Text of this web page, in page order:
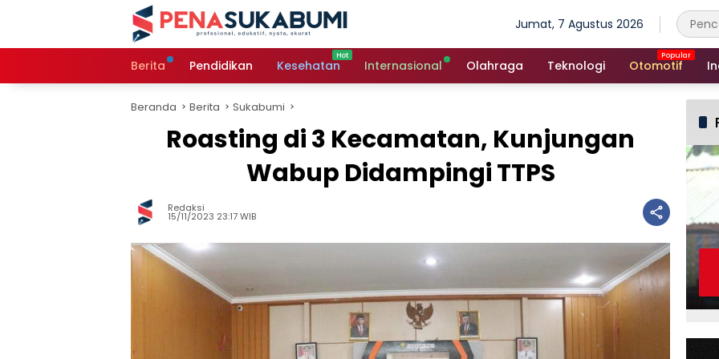
Jumat, 7 Agustus 2026
Berita Pendidikan Kesehatan Internasional Olahraga Teknologi Otomotif
Beranda Berita Sukabumi
Roasting di 3 Kecamatan, Kunjungan
Wabup Didampingi TTPS
Redaksi
15/11/2023 23:17 WIB